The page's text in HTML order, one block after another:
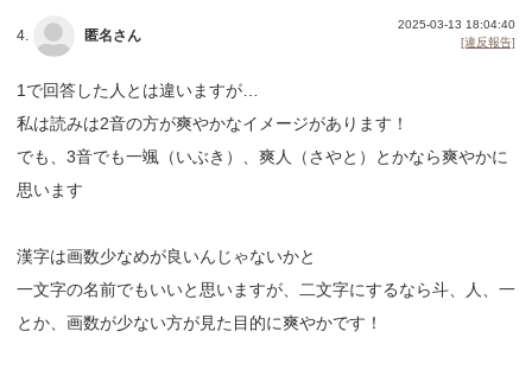
4. 匿名さん
2025-03-13 18:04:40
[違反報告]
1で回答した人とは違いますが…
私は読みは2音の方が爽やかなイメージがあります！
でも、3音でも一颯（いぶき）、爽人（さやと）とかなら爽やかに
思います
漢字は画数少なめが良いんじゃないかと
一文字の名前でもいいと思いますが、二文字にするなら斗、人、一
とか、画数が少ない方が見た目的に爽やかです！